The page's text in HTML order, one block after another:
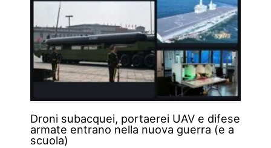
Droni subacquei, portaerei UAV e difese
armate entrano nella nuova guerra (e a
scuola)